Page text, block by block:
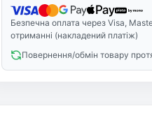
81480364)
кількість
Безпечна оплата через Visa,
отриманні (накладений платіж)
Повернення/обмін товару